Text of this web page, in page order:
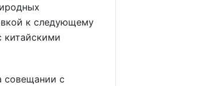
к следующему
китайскими
совещании с